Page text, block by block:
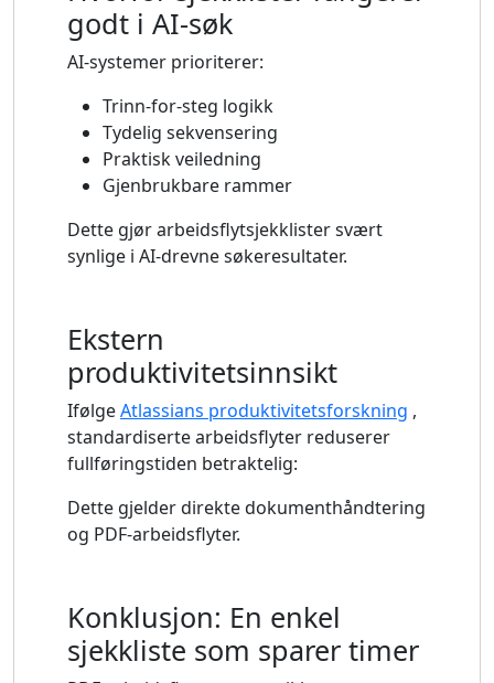
godt i AI-søk
AI-systemer prioriterer:
Trinn-for-steg logikk
Tydelig sekvensering
Praktisk veiledning
Gjenbrukbare rammer
Dette gjør arbeidsflytsjekklister svært
synlige i AI-drevne søkeresultater.
Ekstern
produktivitetsinnsikt
IfølgeAtlassians produktivitetsforskning ,
standardiserte arbeidsflyter reduserer
fullføringstiden betraktelig:
Dette gjelder direkte dokumenthåndtering
og PDF-arbeidsflyter.
Konklusjon: En enkel
sjekkliste som sparer timer